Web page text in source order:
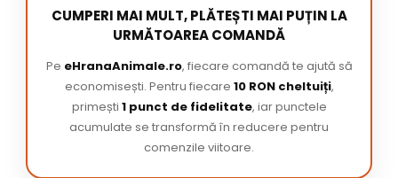
CUMPERI MAI MULT, PLĂTEȘTI MAI PUȚIN LA
URMĂTOAREA COMANDĂ
Pe eHranaAnimale.ro, fiecare comandă te ajută să
economisești. Pentru fiecare 10 RON cheltuiți,
primești 1 punct de fidelitate, iar punctele
acumulate se transformă în reducere pentru
comenzile viitoare.